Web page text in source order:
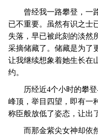
曾经我一路攀登，一
已不重要。虽然有识之士
失落，早已被此刻的淡然
采摘储藏了。储藏是为了
让我继续想象着她生长在
约。
历经近4个小时的攀
峰顶，举目四望，即有一
称臣般放低了姿态，让出
而那金紫尖女神却依